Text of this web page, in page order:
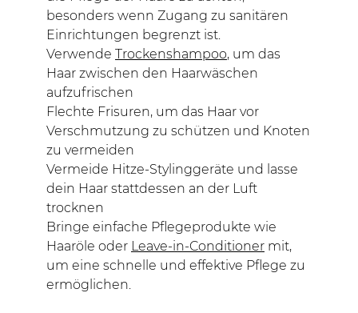
besonders wenn Zugang zu sanitären
Einrichtungen begrenzt ist.
Verwende Trockenshampoo, um das
Haar zwischen den Haarwäschen
aufzufrischen
Flechte Frisuren, um das Haar vor
Verschmutzung zu schützen und Knoten
zu vermeiden
Vermeide Hitze-Stylinggeräte und lasse
dein Haar stattdessen an der Luft
trocknen
Bringe einfache Pflegeprodukte wie
Haaröle oder Leave-in-Conditioner mit,
um eine schnelle und effektive Pflege zu
ermöglichen.